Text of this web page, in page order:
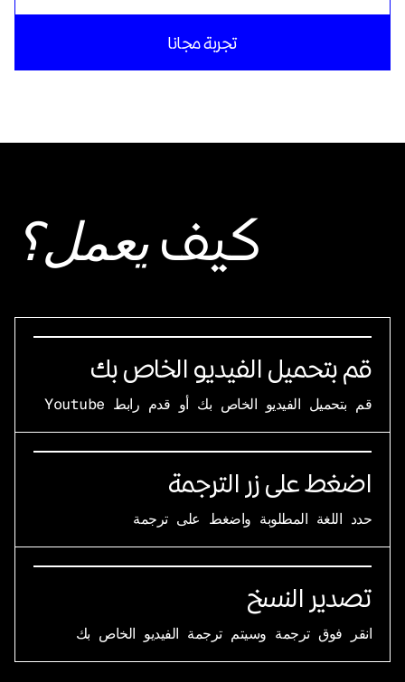
تجربة مجانا
كيفيعمل؟
قم بتحميل الفيديو الخاص بك
قم بتحميل الفيديو الخاص بك أو قدم رابط Youtube
اضغط على زر الترجمة
حدد اللغة المطلوبة واضغط على ترجمة
تصدير النسخ
انقر فوق ترجمة وسيتم ترجمة الفيديو الخاص بك